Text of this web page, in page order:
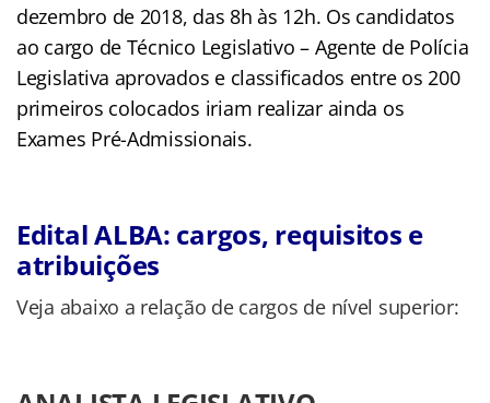
dezembro de 2018, das 8h às 12h. Os candidatos
ao cargo de Técnico Legislativo – Agente de Polícia
Legislativa aprovados e classificados entre os 200
primeiros colocados iriam realizar ainda os
Exames Pré-Admissionais.
Edital ALBA: cargos, requisitos e
atribuições
Veja abaixo a relação de cargos de nível superior: